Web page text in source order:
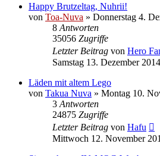
Happy Brutzeltag, Nuhrii!
von Toa-Nuva » Donnerstag 4.
8 Antworten
35056 Zugriffe
Letzter Beitrag von Hero
Samstag 13. Dezember
Läden mit altem Lego
von Takua Nuva » Montag 10.
3 Antworten
24875 Zugriffe
Letzter Beitrag von Hafu
Mittwoch 12. November